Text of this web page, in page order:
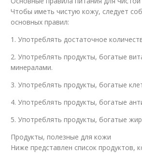
Чтобы иметь чистую кожу, следует
основных правил:
1. Употреблять достаточное
2. Употреблять продукты, богатые
минералами.
3. Употреблять продукты, богатые
4. Употреблять продукты, богатые
5. Употреблять продукты, богатые
Продукты, полезные для кожи
Ниже представлен список продуктов,